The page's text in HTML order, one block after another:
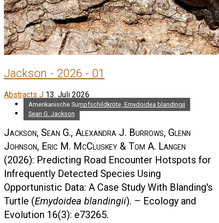
Jackson - 2026 - 01
Abstracts J 13. Juli 2026
Amerikanische Sumpfschildkröte, Emydoidea blandingii
Sean G. Jackson
Jackson, Sean G., Alexandra J. Burrows, Glenn
Johnson, Eric M. McCluskey & Tom A. Langen
(2026): Predicting Road Encounter Hotspots for
Infrequently Detected Species Using
Opportunistic Data: A Case Study With Blanding's
Turtle (Emydoidea blandingii). – Ecology and
Evolution 16(3): e73265.